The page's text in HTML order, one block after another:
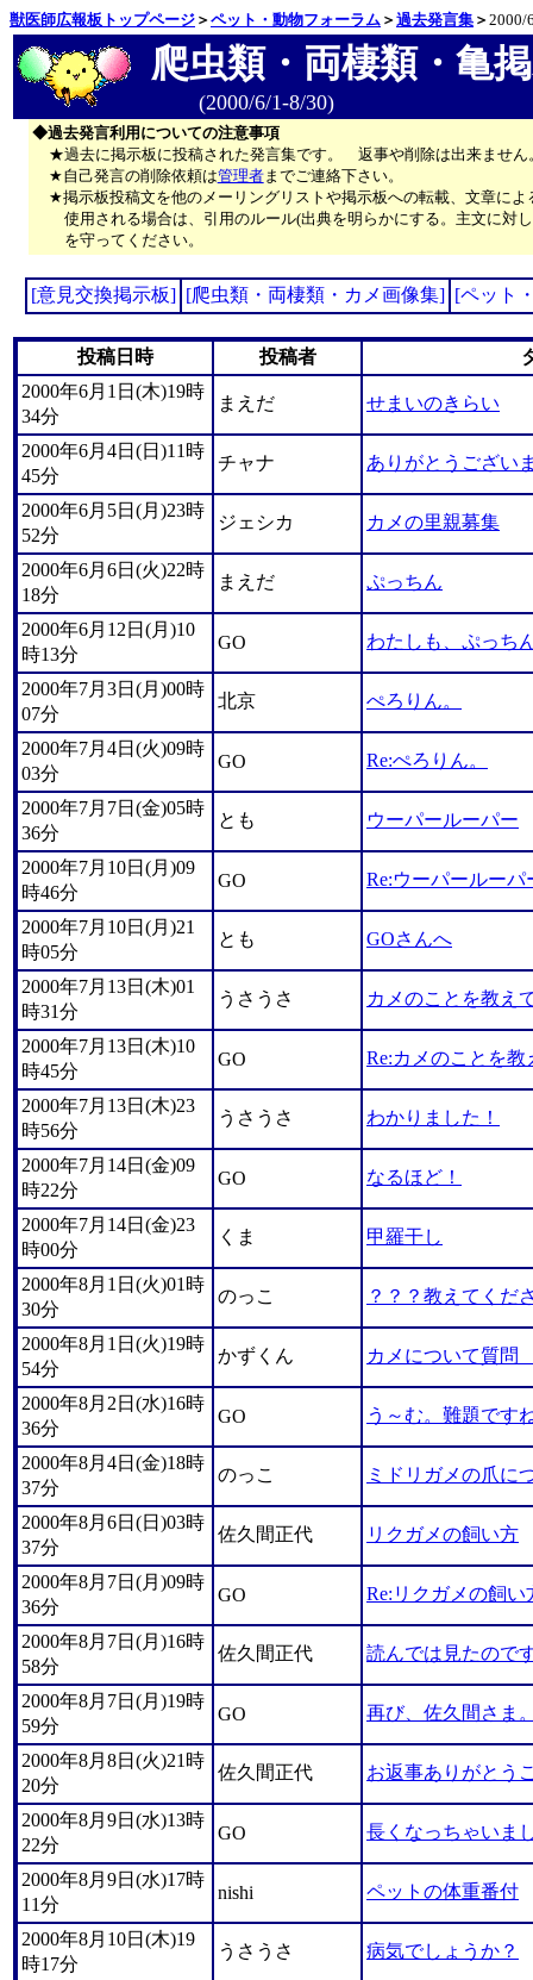
獣医師広報板トップページ ＞ ペット・動物フォーラム ＞ 過去発言集 ＞ 2000/
爬虫類・両棲類・亀
(2000/6/1-8/30)
◆過去発言利用についての注意事項
★過去に掲示板に投稿された発言集です。 返事や削除は出来ません
★自己発言の削除依頼は管理者までご連絡下さい。
★掲示板投稿文を他のメーリングリストや掲示板への転載、文章によ
使用される場合は、引用のルール(出典を明らかにする。主文に対
を守ってください。
[意見交換掲示板] [爬虫類・両棲類・カメ画像集] [ペット
投稿日時 投稿者
2000年6月1日(木)19時
34分
まえだ せまいのきらい
2000年6月4日(日)11時
45分
チャナ ありがとうござい
2000年6月5日(月)23時
52分
ジェシカ カメの里親募集
2000年6月6日(火)22時
18分
まえだ ぷっちん
2000年6月12日(月)10
時13分
GO わたしも、ぷっち
2000年7月3日(月)00時
07分
北京 ぺろりん。
2000年7月4日(火)09時
03分
GO Re:ぺろりん。
2000年7月7日(金)05時
36分
とも ウーパールーパー
2000年7月10日(月)09
時46分
GO Re:ウーパールーパ
2000年7月10日(月)21
時05分
とも GOさんへ
2000年7月13日(木)01
時31分
うさうさ カメのことを教え
2000年7月13日(木)10
時45分
GO Re:カメのことを教
2000年7月13日(木)23
時56分
うさうさ わかりました！
2000年7月14日(金)09
時22分
GO なるほど！
2000年7月14日(金)23
時00分
くま 甲羅干し
2000年8月1日(火)01時
30分
のっこ ？？？教えてくだ
2000年8月1日(火)19時
54分
かずくん カメについて質
2000年8月2日(水)16時
36分
GO う～む。難題です
2000年8月4日(金)18時
37分
のっこ ミドリガメの爪に
2000年8月6日(日)03時
37分
佐久間正代 リクガメの飼い方
2000年8月7日(月)09時
36分
GO Re:リクガメの飼い
2000年8月7日(月)16時
58分
佐久間正代 読んでは見たので
2000年8月7日(月)19時
59分
GO 再び、佐久間さま
2000年8月8日(火)21時
20分
佐久間正代 お返事ありがとう
2000年8月9日(水)13時
22分
GO 長くなっちゃいま
2000年8月9日(水)17時
11分
nishi ペットの体重番付
2000年8月10日(木)19
時17分
うさうさ 病気でしょうか？